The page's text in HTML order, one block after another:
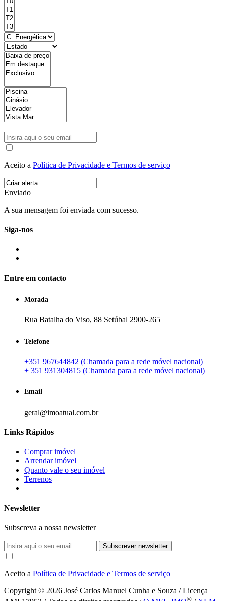
Aceito a Política de Privacidade e Termos de serviço
Enviado
A sua mensagem foi enviada com sucesso.
Siga-nos
Entre em contacto
Morada
Rua Batalha do Viso, 88 Setúbal 2900-265
Telefone
+351 967644842 (Chamada para a rede móvel nacional)
+ 351 931304815 (Chamada para a rede móvel nacional)
Email
geral@imoatual.com.br
Links Rápidos
Comprar imóvel
Arrendar imóvel
Quanto vale o seu imóvel
Terrenos
Newsletter
Subscreva a nossa newsletter
Subscrever newsletter
Aceito a Política de Privacidade e Termos de serviço
Copyright © 2026 José Carlos Manuel Cunha e Souza / Licença
®